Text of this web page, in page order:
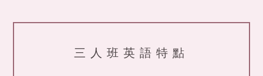
三人班英語特點